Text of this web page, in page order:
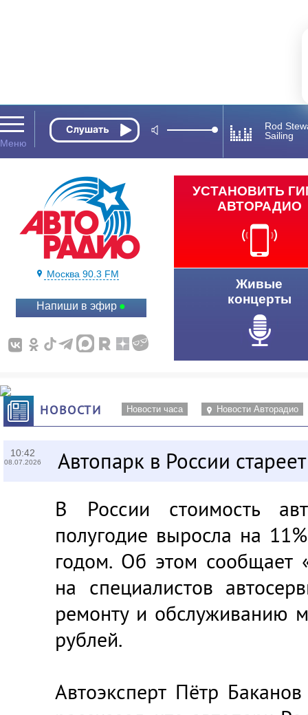
Rod
Sailing
Москва 90.3 FM
Напиши в эфир
УСТАНОВИТЬ
АВТОРАДИО
Живые
концерты
НОВОСТИ Новости часа Новости Авторадио
10:42
08.07.2026 Автопарк в России стареет
В России стоимость
полугодие выросла на
годом. Об этом сообщает
на специалистов
ремонту и обслуживанию
рублей.
Автоэксперт Пётр